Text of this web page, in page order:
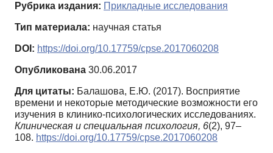
Рубрика издания: Прикладные исследования
Тип материала: научная статья
DOI: https://doi.org/10.17759/cpse.2017060208
Опубликована 30.06.2017
Для цитаты: Балашова, Е.Ю. (2017). Восприятие
времени и некоторые методические возможности его
изучения в клинико-психологических исследованиях.
Клиническая и специальная психология, 6(2), 97–
108. https://doi.org/10.17759/cpse.2017060208